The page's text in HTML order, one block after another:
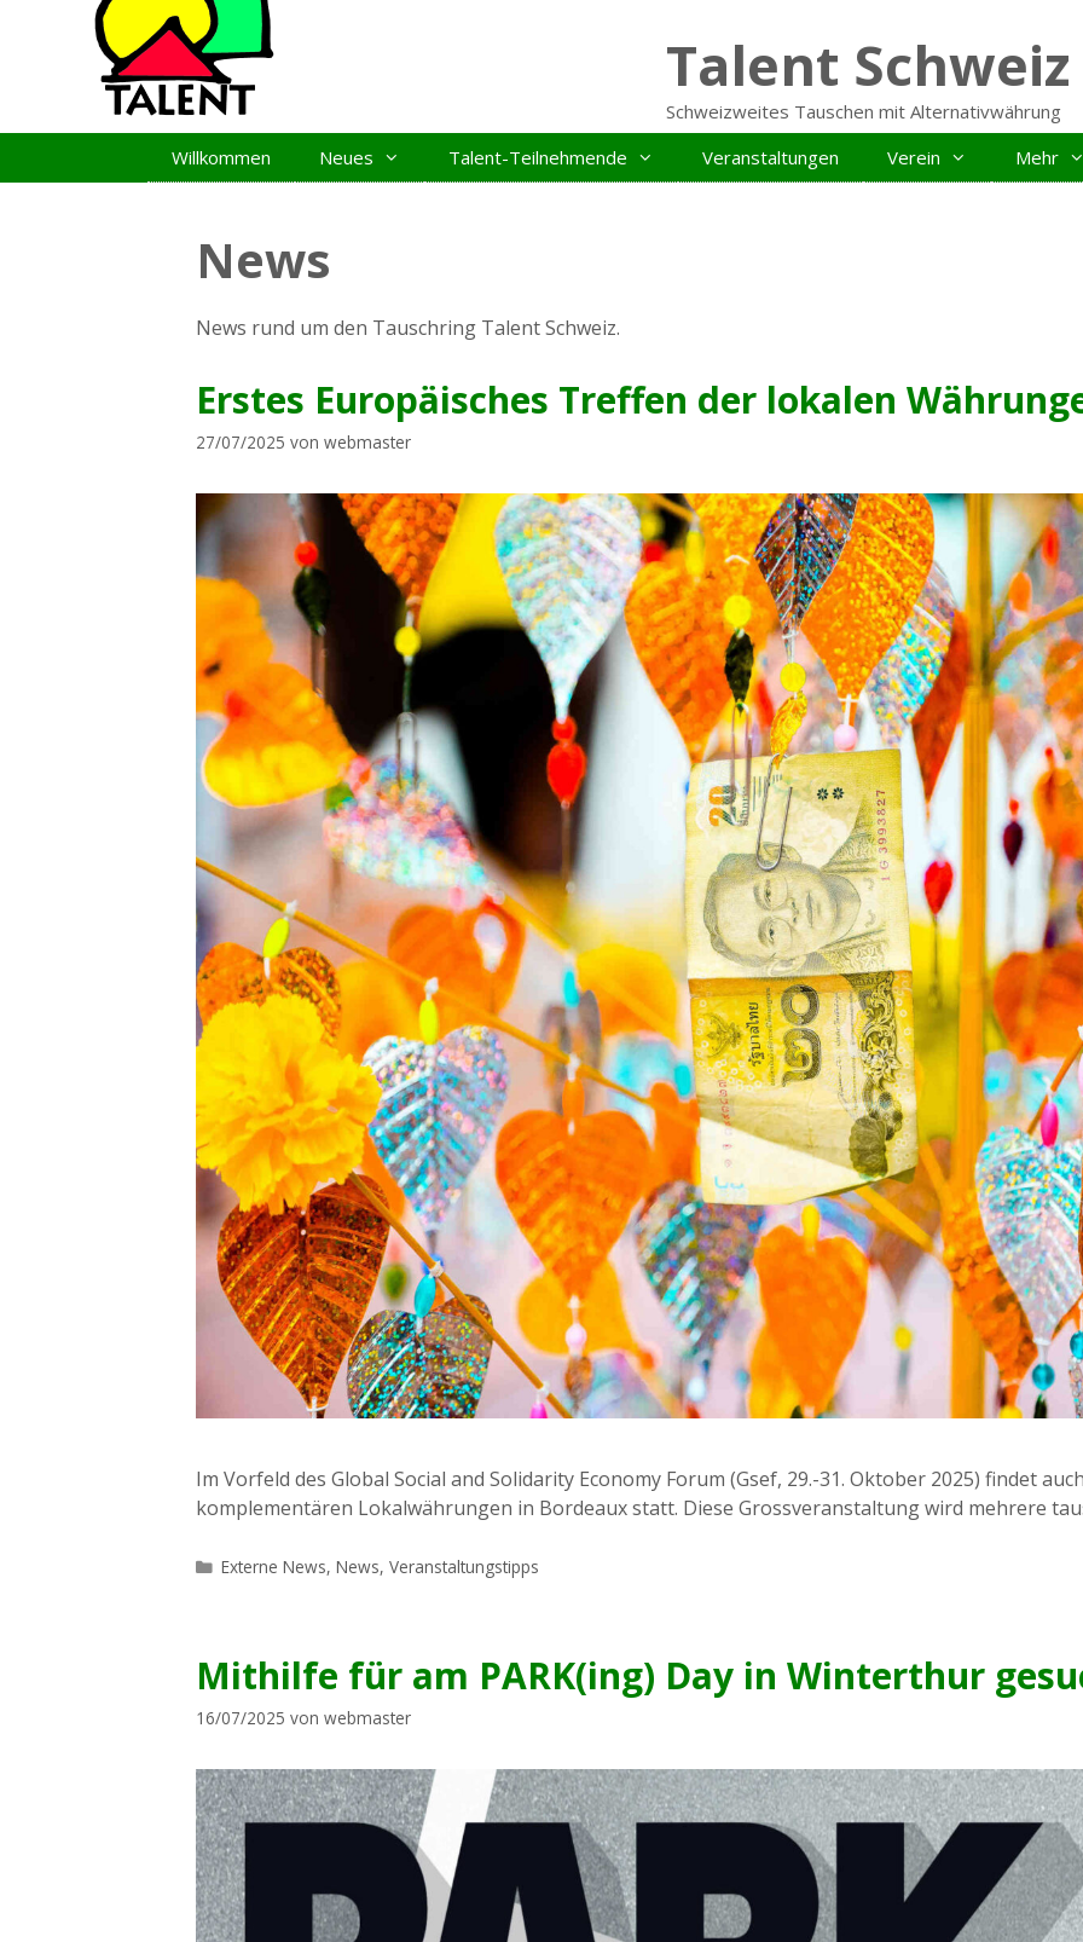
Talent Schweiz
Schweizweites Tauschen mit Alternativwährung
Willkommen
Neues Talent-Teilnehmende Veranstaltungen Verein Mehr
News
News rund um den Tauschring Talent Schweiz.
Erstes Europäisches Treffen der lokalen
27/07/2025 von webmaster
Im Vorfeld des Global Social and Solidarity Economy Forum (Gsef, 29.-31. Oktober 2025) findet
komplementären Lokalwährungen in Bordeaux statt. Diese Grossveranstaltung wird mehrere
Kategorien
Externe News,News,Veranstaltungstipps
Mithilfe für am PARK(ing) Day in Winterthur
16/07/2025 von webmaster